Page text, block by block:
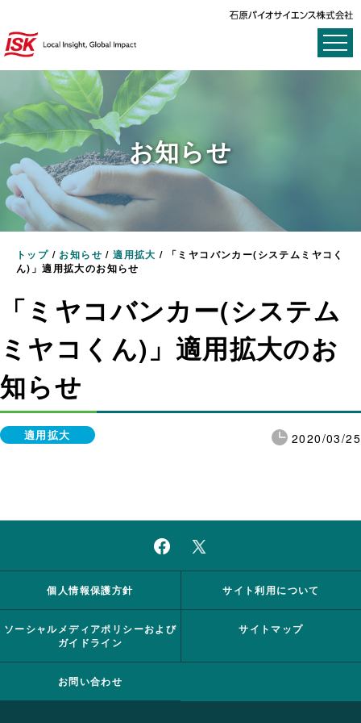
お知らせ
トップ / お知らせ /適用拡大 /
「ミヤコバンカー(システムミヤコく
ん)」適用拡大のお知らせ
「ミヤコバンカー(システム
ミヤコくん)」適用拡大のお
知らせ
2020/03/25
適用拡大
個人情報保護方針 サイト利用について
ソーシャルメディアポリシーおよび
ガイドライン
サイトマップ
お問い合わせ